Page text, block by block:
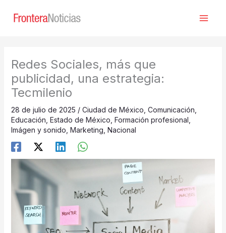
Redes Sociales, más que
publicidad, una estrategia:
Tecmilenio
28 de julio de 2025 / Ciudad de México Comunicación
Educación Estado de México Formación profesional
Imágen y sonido Marketing Nacional